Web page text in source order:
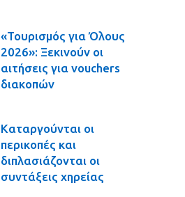
«Τουρισμός για Όλους
2026»: Ξεκινούν οι
αιτήσεις για vouchers
διακοπών
Καταργούνται οι
περικοπές και
διπλασιάζονται οι
συντάξεις χηρείας